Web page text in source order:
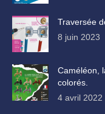
Traversée
8 juin 2023
Caméléon,
colorés.
4 avril 2022